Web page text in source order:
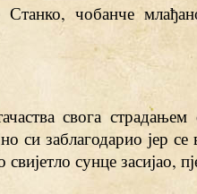
чобанче
свога
си заблагодарио јер се
сунце засијао,